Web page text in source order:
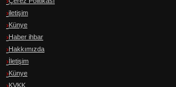
iletişim
Künye
Haber ihbar
Hakkımızda
İletişim
Künye
KVKK